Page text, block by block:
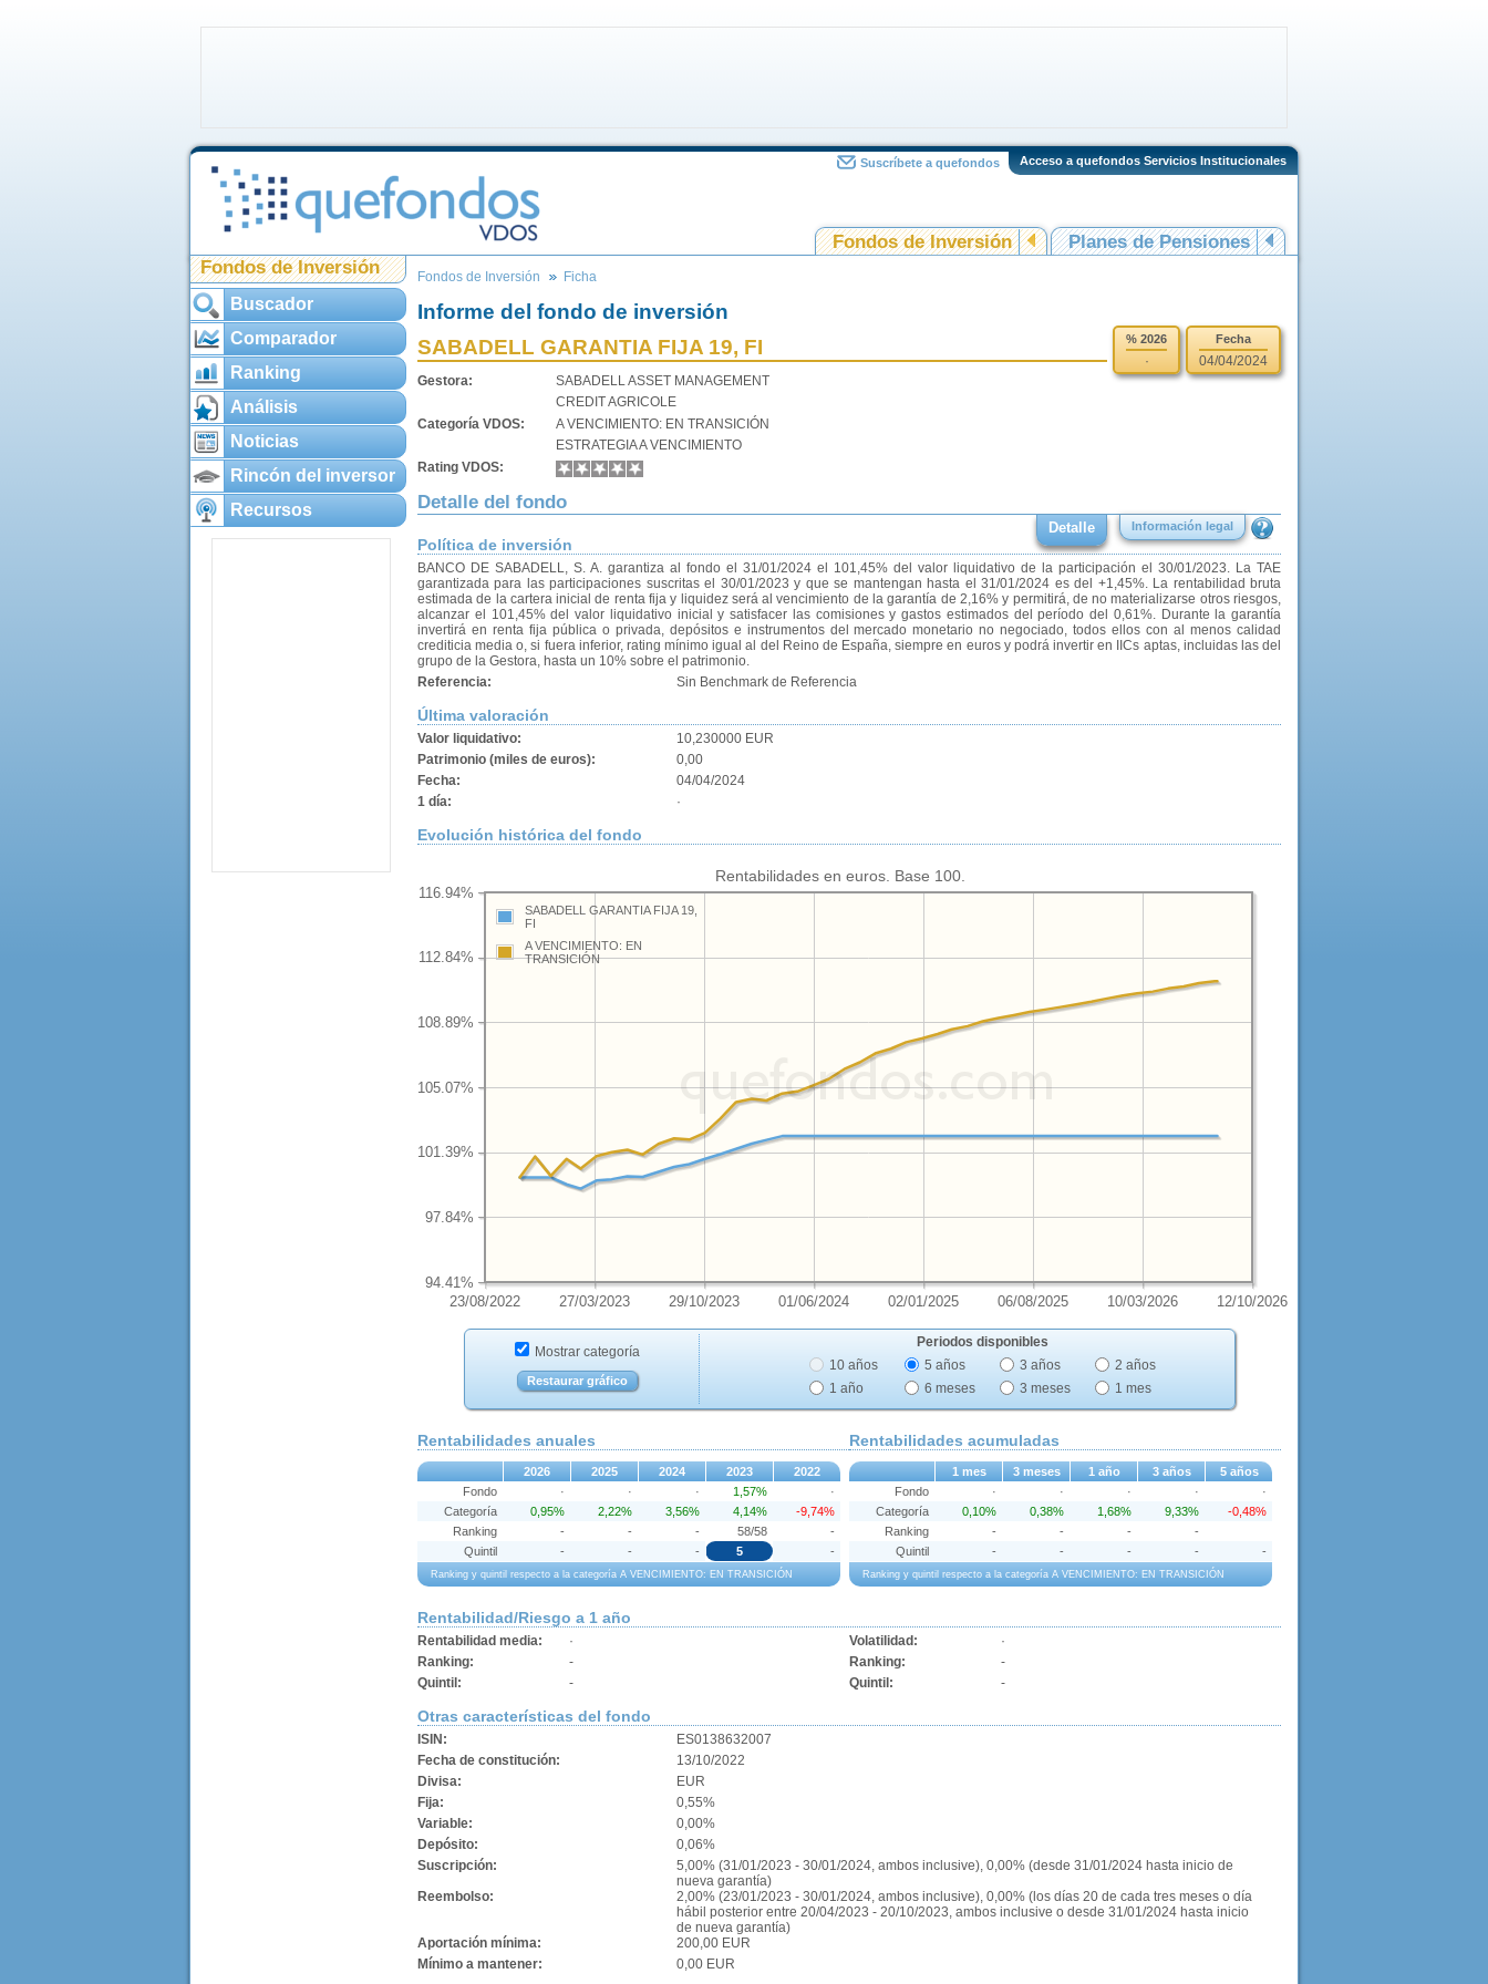
Acceso a quefondos Servicios Institucionales
Suscríbete a quefondos
Fondos de Inversión
Planes de Pensiones
Fondos de Inversión
Buscador
Comparador
Ranking
Análisis
Noticias
Rincón del inversor
Recursos
Fondos de Inversión Ficha
Informe del fondo de inversión
SABADELL GARANTIA FIJA 19, FI
Gestora:
SABADELL ASSET MANAGEMENT
CREDIT AGRICOLE
Categoría VDOS:
A VENCIMIENTO: EN TRANSICIÓN
ESTRATEGIA A VENCIMIENTO
Rating VDOS:
% 2026
·
Fecha
04/04/2024
Detalle del fondo
Detalle Información legal
Política de inversión
BANCO DE SABADELL, S. A. garantiza al fondo el 31/01/2024 el 101,45% del valor liquidativo de la participación el 30/01/2023. La TAE
garantizada para las participaciones suscritas el 30/01/2023 y que se mantengan hasta el 31/01/2024 es del +1,45%. La rentabilidad bruta
estimada de la cartera inicial de renta fija y liquidez será al vencimiento de la garantía de 2,16% y permitirá, de no materializarse otros riesgos,
alcanzar el 101,45% del valor liquidativo inicial y satisfacer las comisiones y gastos estimados del período del 0,61%. Durante la garantía
invertirá en renta fija pública o privada, depósitos e instrumentos del mercado monetario no negociado, todos ellos con al menos calidad
crediticia media o, si fuera inferior, rating mínimo igual al del Reino de España, siempre en euros y podrá invertir en IICs aptas, incluidas las del
grupo de la Gestora, hasta un 10% sobre el patrimonio.
Referencia:
Sin Benchmark de Referencia
Última valoración
Valor liquidativo:
10,230000 EUR
Patrimonio (miles de euros):
0,00
Fecha:
04/04/2024
1 día:
·
Evolución histórica del fondo
Rentabilidades en euros. Base 100.
23/08/2022 27/03/2023 29/10/2023 01/06/2024 02/01/2025 06/08/2025 10/03/2026 12/10/2026
94.41%
97.84%
101.39%
105.07%
108.89%
112.84%
116.94%
SABADELL GARANTIA FIJA 19,
FI
A VENCIMIENTO: EN
TRANSICIÓN
Mostrar categoría
Restaurar gráfico
Periodos disponibles
10 años
5 años 3 años
2 años
1 año
6 meses 3 meses 1 mes
Rentabilidades anuales
2026 2025 2024 2023 2022
Ranking y quintil respecto a la categoría A VENCIMIENTO: EN TRANSICIÓN
Fondo · · · 1,57%
·
Categoría
0,95% 2,22% 3,56% 4,14%
-9,74%
Ranking
- - - 58/58
-
Quintil
- - - 5 -
Rentabilidades acumuladas
1 mes 3 meses 1 año 3 años 5 años
Ranking y quintil respecto a la categoría A VENCIMIENTO: EN TRANSICIÓN
Fondo · · · ·
·
Categoría
0,10% 0,38% 1,68% 9,33%
-0,48%
Ranking
- - -
-
Quintil
- - - - -
Rentabilidad/Riesgo a 1 año
Rentabilidad media:
·
Ranking:
-
Quintil:
-
Volatilidad:
·
Ranking:
-
Quintil:
-
Otras características del fondo
ISIN:
ES0138632007
Fecha de constitución:
13/10/2022
Divisa:
EUR
Fija:
0,55%
Variable:
0,00%
Depósito:
0,06%
Suscripción:
5,00% (31/01/2023 - 30/01/2024, ambos inclusive), 0,00% (desde 31/01/2024 hasta inicio de
nueva garantía)
Reembolso:
2,00% (23/01/2023 - 30/01/2024, ambos inclusive), 0,00% (los días 20 de cada tres meses o día
hábil posterior entre 20/04/2023 - 20/10/2023, ambos inclusive o desde 31/01/2024 hasta inicio
de nueva garantía)
Aportación mínima:
200,00 EUR
Mínimo a mantener:
0,00 EUR